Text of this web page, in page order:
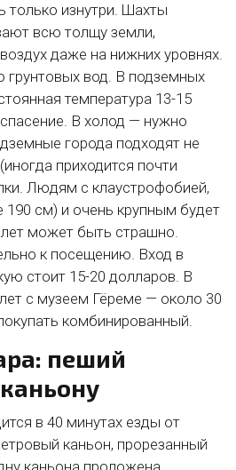
изнутри. Шахты
всю толщу земли,
даже на нижних уровнях.
грунтовых вод. В подземных
температура 13-15
В холод — нужно
города подходят не
приходится почти
Людям с клаустрофобией,
см) и очень крупным будет
может быть страшно.
к посещению. Вход в
стоит 15-20 долларов. В
с музеем Гёреме — около 30
комбинированный.
пеший
в 40 минутах езды от
каньон, прорезанный